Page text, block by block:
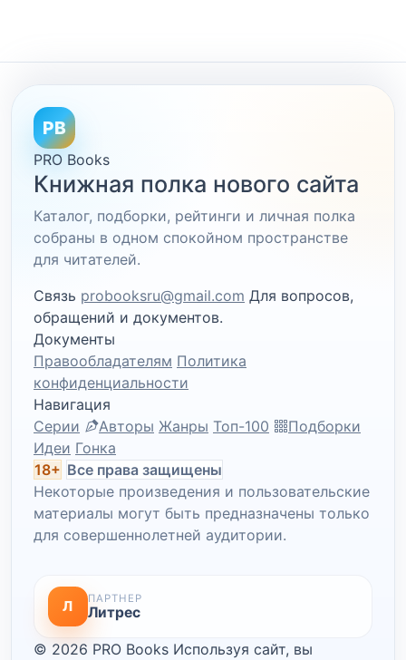
PB
PRO Books
Книжная полка нового сайта
Каталог, подборки, рейтинги и личная полка
собраны в одном спокойном пространстве
для читателей.
Связь probooksru@gmail.com Для вопросов,
обращений и документов.
Документы
Правообладателям Политика
конфиденциальности
Навигация
Серии
Авторы Жанры Топ-100
Подборки
Идеи Гонка
18+ Все права защищены
Некоторые произведения и пользовательские
материалы могут быть предназначены только
для совершеннолетней аудитории.
Л ПАРТНЕР
Литрес
© 2026 PRO Books Используя сайт, вы